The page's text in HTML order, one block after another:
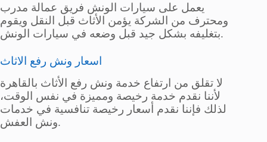
يعمل على سيارات الونش فريق عمالة مدرب
ومحترف من الشركة يؤمن الأثاث قبل النقل ويقوم
بتغليفه بشكل جيد قبل وضعه في سيارات الونش.
اسعار ونش رفع الاثاث
لا تقلق من ارتفاع خدمة ونش رفع الأثاث بالقاهرة
لأننا نقدم خدمة رخيصة ومميزة في نفس الوقت،
لذلك فإننا نقدم أسعار رخيصة تنافسية في خدمات
ونش العفش.